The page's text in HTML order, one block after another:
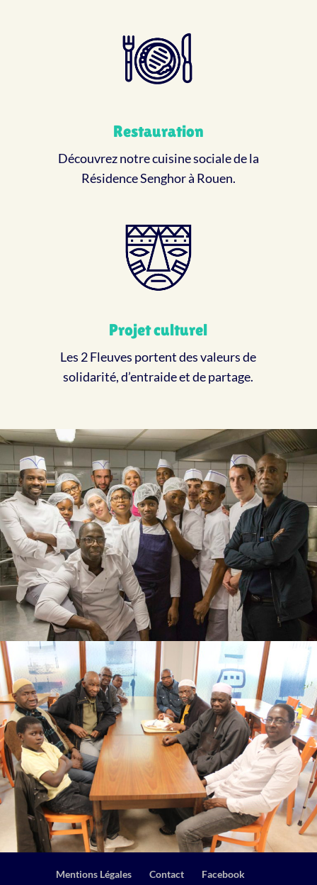
Restauration
Découvrez notre cuisine sociale de la
Résidence Senghor à Rouen.
Projet culturel
Les 2 Fleuves portent des valeurs de
solidarité, d’entraide et de partage.
Mentions Légales Contact Facebook